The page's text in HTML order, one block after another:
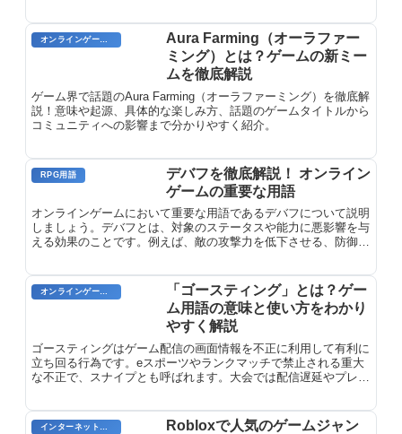
オンラインゲーム用語
Aura Farming（オーラファー
ミング）とは？ゲームの新ミー
ムを徹底解説
ゲーム界で話題のAura Farming（オーラファーミング）を徹底解
説！意味や起源、具体的な楽しみ方、話題のゲームタイトルから
コミュニティへの影響まで分かりやすく紹介。
RPG用語
デバフを徹底解説！ オンライン
ゲームの重要な用語
オンラインゲームにおいて重要な用語であるデバフについて説明
しましょう。デバフとは、対象のステータスや能力に悪影響を与
える効果のことです。例えば、敵の攻撃力を低下させる、防御力
で、バトルを有利に進めることができます。デバフは戦略的に使
うことで、より効率的なゲームプレイが可能になります。
オンラインゲーム用語
「ゴースティング」とは？ゲー
ム用語の意味と使い方をわかり
やすく解説
ゴースティングはゲーム配信の画面情報を不正に利用して有利に
立ち回る行為です。eスポーツやランクマッチで禁止される重大
な不正で、スナイプとも呼ばれます。大会では配信遅延やプレイ
Robloxで人気のゲームジャン